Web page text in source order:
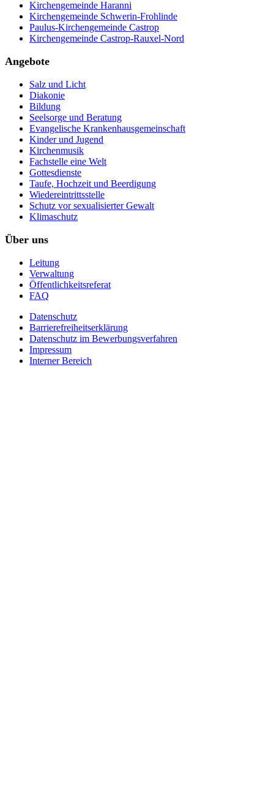
Kirchengemeinde Haranni
Kirchengemeinde Schwerin-Frohlinde
Paulus-Kirchengemeinde Castrop
Kirchengemeinde Castrop-Rauxel-Nord
Angebote
Salz und Licht
Diakonie
Bildung
Seelsorge und Beratung
Evangelische Krankenhausgemeinschaft
Kinder und Jugend
Kirchenmusik
Fachstelle eine Welt
Gottesdienste
Taufe, Hochzeit und Beerdigung
Wiedereintrittsstelle
Schutz vor sexualisierter Gewalt
Klimaschutz
Über uns
Leitung
Verwaltung
Öffentlichkeitsreferat
FAQ
Datenschutz
Barrierefreiheitserklärung
Datenschutz im Bewerbungsverfahren
Impressum
Interner Bereich